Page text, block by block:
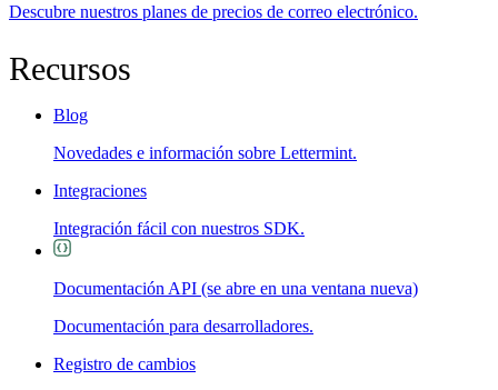
Descubre nuestros planes de precios de correo electrónico.
Recursos
Blog
Novedades e información sobre Lettermint.
Integraciones
Integración fácil con nuestros SDK.
Documentación API (se abre en una ventana nueva)
Documentación para desarrolladores.
Registro de cambios